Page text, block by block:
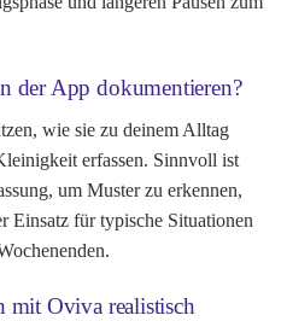
der App dokumentieren?
wie sie zu deinem Alltag
erfassen. Sinnvoll ist
um Muster zu erkennen,
Einsatz für typische Situationen
mit Oviva realistisch